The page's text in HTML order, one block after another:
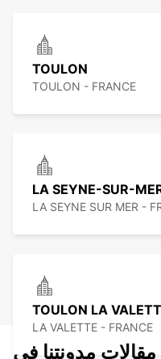
TOULON
TOULON - FRANCE
LA SEYNE-SUR-
LA SEYNE SUR MER -
TOULON LA
LA VALETTE - FRANCE
مقالات مدونتنا في